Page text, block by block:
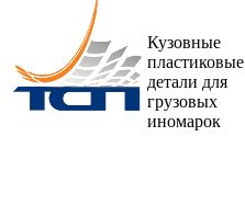
Кузовные
пластиковые
детали для
грузовых
иномарок